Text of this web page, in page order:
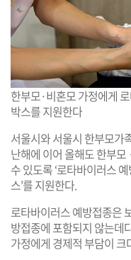
한부모·비혼모 가정에게
박스를 지원한다
서울시와 서울시 한부모가
난해에 이어 올해도 한부
수 있도록 ‘로타바이러스
스’를 지원한다.
로타바이러스 예방접종은
방접종에 포함되지 않는데
가정에게 경제적 부담이 크